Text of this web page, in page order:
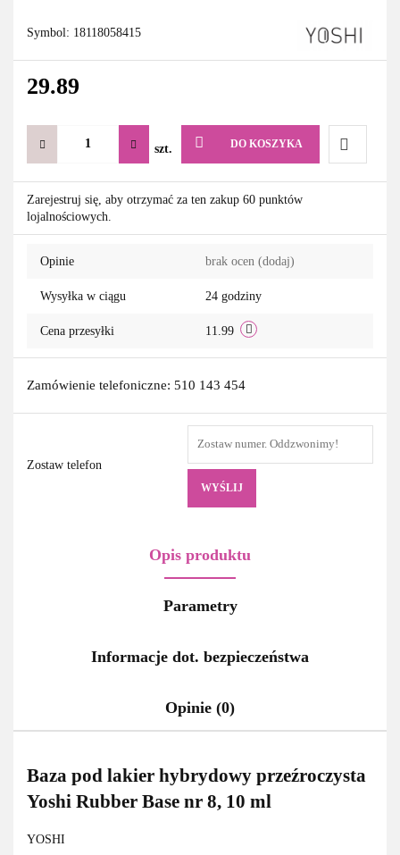
Symbol: 18118058415
29.89
szt. DO KOSZYKA
Do
Zarejestruj się, aby otrzymać za ten zakup 60 punktów
lojalnościowych.
Opinie brak ocen (dodaj)
Wysyłka w ciągu 24 godziny
Cena przesyłki 11.99
Zamówienie telefoniczne: 510 143 454
Zostaw telefon
WYŚLIJ
Opis produktu
Parametry
Informacje dot. bezpieczeństwa
Opinie (0)
Baza pod lakier hybrydowy przeźroczysta
Yoshi Rubber Base nr 8, 10 ml
YOSHI